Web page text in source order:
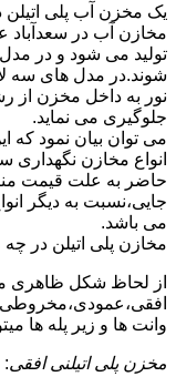
یک مخزن آب پلی اتیلن
مخازن آب در سعدآباد
تولید می شود و در
شوند.در مدل های سه
نور به داخل مخزن از
جلوگیری می نماید.
می توان بیان نمود که
انواع مخازن نگهداری
حاضر به علت قیمت
جایی،نسبت به دیگر
می باشد.
مخازن پلی اتیلن در
از لحاظ شکل ظاهری
وانت ها و زیر پله ها
مخزن پلی اتیلنی افقی: